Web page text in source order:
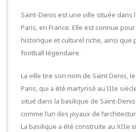
Saint-Denis est une ville située dans
Paris, en France. Elle est connue
historique et culturel riche, ainsi que
football légendaire.
La ville tire son nom de Saint Denis,
Paris, qui a été martyrisé au IIIe
situé dans la basilique de Saint-
comme l’un des joyaux de
La basilique a été construite au XIIe